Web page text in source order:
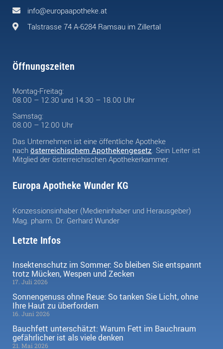
info@europaapotheke.at
Talstrasse 74 A-6284 Ramsau im Zillertal
Öffnungszeiten
Montag-Freitag:
08.00 – 12.30 und 14.30 – 18.00 Uhr
Samstag:
08.00 – 12.00 Uhr
Das Unternehmen ist eine öffentliche Apotheke
nach österreichischem Apothekengesetz . Sein Leiter ist
Mitglied der österreichischen Apothekerkammer.
Europa Apotheke Wunder KG
Konzessionsinhaber (Medieninhaber und Herausgeber)
Mag. pharm. Dr. Gerhard Wunder
Letzte Infos
Insektenschutz im Sommer: So bleiben Sie entspannt
trotz Mücken, Wespen und Zecken
17. Juli 2026
Sonnengenuss ohne Reue: So tanken Sie Licht, ohne
Ihre Haut zu überfordern
16. Juni 2026
Bauchfett unterschätzt: Warum Fett im Bauchraum
gefährlicher ist als viele denken
21. Mai 2026